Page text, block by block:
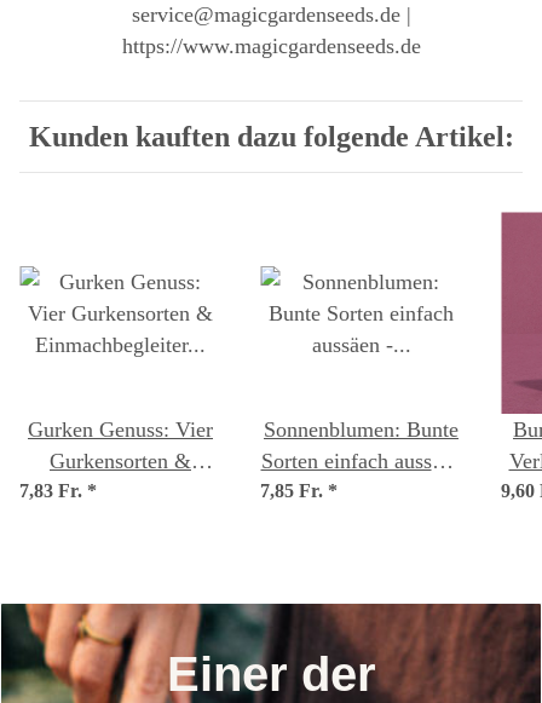
service@magicgardenseeds.de |
https://www.magicgardenseeds.de
Kunden kauften dazu folgende Artikel:
Gurken Genuss: Vier
Gurkensorten &
Einmachbegleiter –
7,83 Fr. *
Sonnenblumen: Bunte
Sorten einfach aussäen
- Samenset Nr.1
7,85 Fr. *
Einer der